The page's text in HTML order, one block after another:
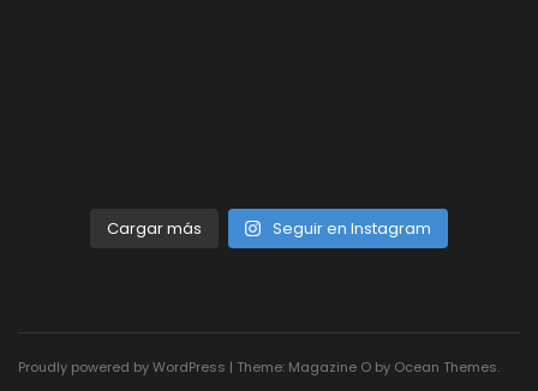
Cargar más Seguir en Instagram
Proudly powered by WordPress | Theme: Magazine O by Ocean Themes.